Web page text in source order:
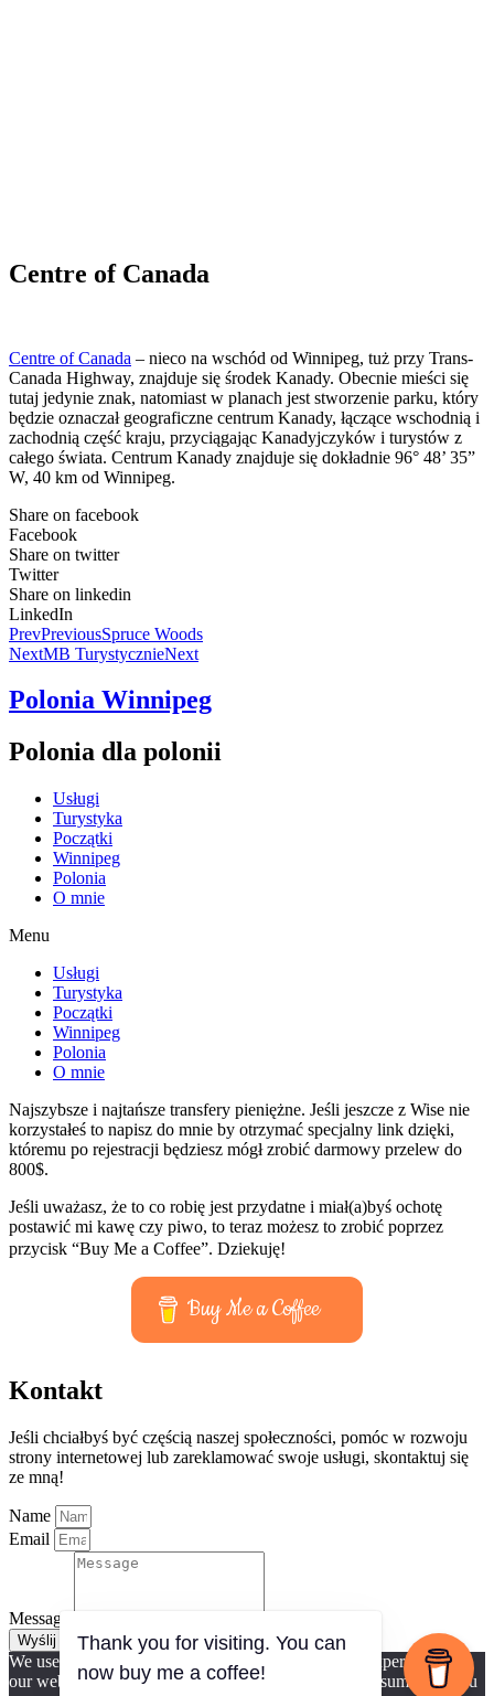
Centre of Canada
Centre of Canada – nieco na wschód od Winnipeg, tuż przy Trans-
Canada Highway, znajduje się środek Kanady. Obecnie mieści się
tutaj jedynie znak, natomiast w planach jest stworzenie parku, który
będzie oznaczał geograficzne centrum Kanady, łączące wschodnią i
zachodnią część kraju, przyciągając Kanadyjczyków i turystów z
całego świata. Centrum Kanady znajduje się dokładnie 96° 48’ 35”
W, 40 km od Winnipeg.
Share on facebook
Facebook
Share on twitter
Twitter
Share on linkedin
LinkedIn
PrevPreviousSpruce Woods
NextMB TurystycznieNext
Polonia Winnipeg
Polonia dla polonii
Usługi
Turystyka
Początki
Winnipeg
Polonia
O mnie
Menu
Usługi
Turystyka
Początki
Winnipeg
Polonia
O mnie
Najszybsze i najtańsze transfery pieniężne. Jeśli jeszcze z Wise nie
korzystałeś to napisz do mnie by otrzymać specjalny link dzięki,
któremu po rejestracji będziesz mógł zrobić darmowy przelew do
800$.
Jeśli uważasz, że to co robię jest przydatne i miał(a)byś ochotę
postawić mi kawę czy piwo, to teraz możesz to zrobić poprzez
przycisk “Buy Me a Coffee”. Dziekuję!
Buy Me a Coffee
Kontakt
Jeśli chciałbyś być częścią naszej społeczności, pomóc w rozwoju
strony internetowej lub zareklamować swoje usługi, skontaktuj się
ze mną!
Name
Email
Message
Wyślij
We use cookies to ensure that we give you the best experience on
our website. If you continue to use this site we will assume that you
Thank you for visiting. You can
now buy me a coffee!